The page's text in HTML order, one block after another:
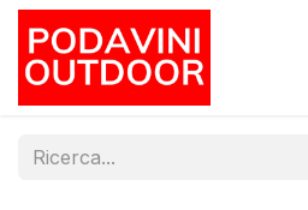
Passa al contenuto